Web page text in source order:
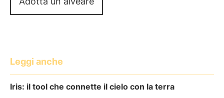
Leggi anche
Iris: il tool che connette il cielo con la terra